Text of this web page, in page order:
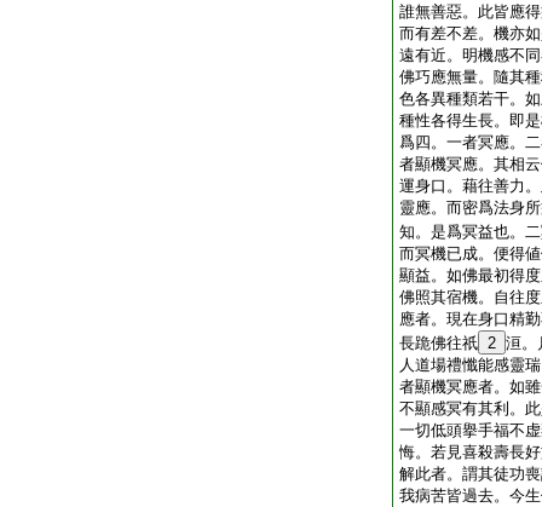
誰無善惡。此皆應
而有差不差。機亦
遠有近。明機感不
佛巧應無量。隨其
色各異種類若干。
種性各得生長。即
爲四。一者冥應。
者顯機冥應。其相
運身口。藉往善力
靈應。而密爲法身
知。是爲冥益也。
而冥機已成。便得
顯益。如佛最初得
佛照其宿機。自往
應者。現在身口精
長跪佛往祇 2 洹。
人道場禮懺能感靈
者顯機冥應者。如
不顯感冥有其利。
一切低頭擧手福不
悔。若見喜殺壽長
解此者。謂其徒功
我病苦皆過去。今